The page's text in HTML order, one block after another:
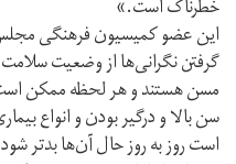
خطرناک است.»
این عضو کمیسیون فرهنگی
گرفتن نگرانی‌ها از وضعیت
مسن هستند و هر لحظه ممکن است
سن بالا و درگیر بودن و انواع
است روز به روز حال آن‌ها بدتر